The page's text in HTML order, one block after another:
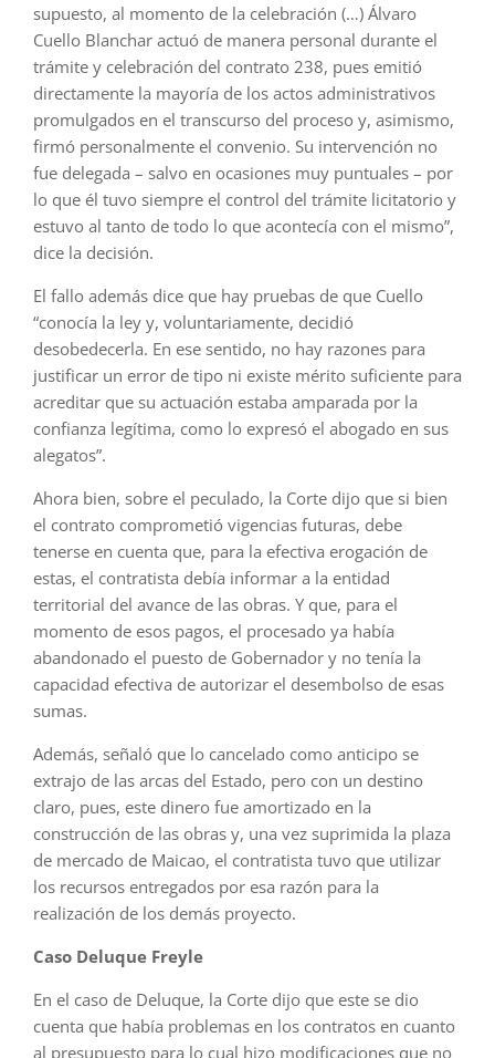
supuesto, al momento de la celebración (…) Álvaro
Cuello Blanchar actuó de manera personal durante el
trámite y celebración del contrato 238, pues emitió
directamente la mayoría de los actos administrativos
promulgados en el transcurso del proceso y, asimismo,
firmó personalmente el convenio. Su intervención no
fue delegada – salvo en ocasiones muy puntuales – por
lo que él tuvo siempre el control del trámite licitatorio y
estuvo al tanto de todo lo que acontecía con el mismo”,
dice la decisión.
El fallo además dice que hay pruebas de que Cuello
“conocía la ley y, voluntariamente, decidió
desobedecerla. En ese sentido, no hay razones para
justificar un error de tipo ni existe mérito suficiente para
acreditar que su actuación estaba amparada por la
confianza legítima, como lo expresó el abogado en sus
alegatos”.
Ahora bien, sobre el peculado, la Corte dijo que si bien
el contrato comprometió vigencias futuras, debe
tenerse en cuenta que, para la efectiva erogación de
estas, el contratista debía informar a la entidad
territorial del avance de las obras. Y que, para el
momento de esos pagos, el procesado ya había
abandonado el puesto de Gobernador y no tenía la
capacidad efectiva de autorizar el desembolso de esas
sumas.
Además, señaló que lo cancelado como anticipo se
extrajo de las arcas del Estado, pero con un destino
claro, pues, este dinero fue amortizado en la
construcción de las obras y, una vez suprimida la plaza
de mercado de Maicao, el contratista tuvo que utilizar
los recursos entregados por esa razón para la
realización de los demás proyecto.
Caso Deluque Freyle
En el caso de Deluque, la Corte dijo que este se dio
cuenta que había problemas en los contratos en cuanto
al presupuesto para lo cual hizo modificaciones que no